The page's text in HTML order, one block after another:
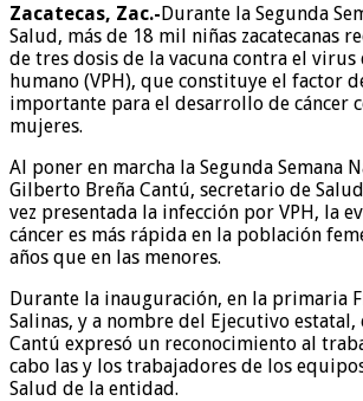
Zacatecas, Zac.-Durante la Segunda
Salud, más de 18 mil niñas zacatecanas
de tres dosis de la vacuna contra el
humano (VPH), que constituye el factor
importante para el desarrollo de cáncer
mujeres.
Al poner en marcha la Segunda Semana
Gilberto Breña Cantú, secretario de
vez presentada la infección por VPH, la
cáncer es más rápida en la población
años que en las menores.
Durante la inauguración, en la primaria
Salinas, y a nombre del Ejecutivo
Cantú expresó un reconocimiento al
cabo las y los trabajadores de los
Salud de la entidad.